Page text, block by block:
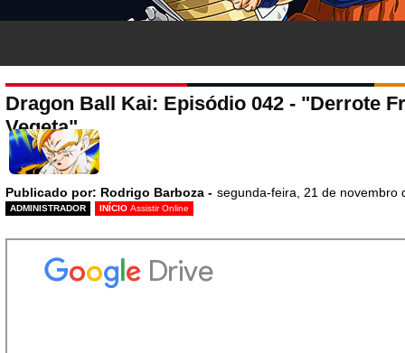
Dragon Ball Kai: Episódio 042 - "Derrote
Vegeta"
Publicado por: Rodrigo Barboza - segunda-feira, 21 de novembro
ADMINISTRADOR INÍCIO Assistir Online